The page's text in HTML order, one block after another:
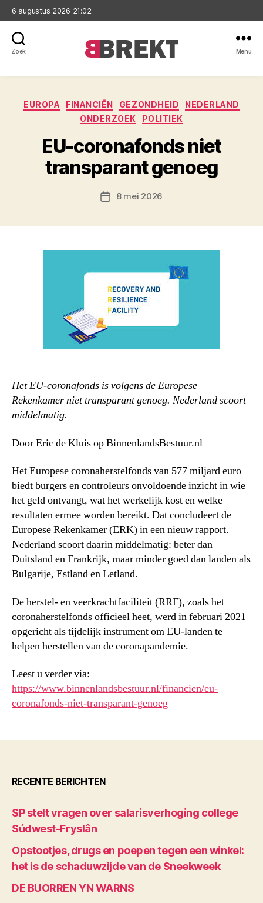
6 augustus 2026 21:02
Zoek Menu
Categorieën
EUROPA FINANCIËN GEZONDHEID
NEDERLAND
ONDERZOEK
POLITIEK
EU-coronafonds niet
transparant genoeg
Berichtdatum
8 mei 2026
Het EU-coronafonds is volgens de Europese
Rekenkamer niet transparant genoeg. Nederland scoort
middelmatig.
Door Eric de Kluis op BinnenlandsBestuur.nl
Het Europese coronaherstelfonds van 577 miljard euro
biedt burgers en controleurs onvoldoende inzicht in wie
het geld ontvangt, wat het werkelijk kost en welke
resultaten ermee worden bereikt. Dat concludeert de
Europese Rekenkamer (ERK) in een nieuw rapport.
Nederland scoort daarin middelmatig: beter dan
Duitsland en Frankrijk, maar minder goed dan landen als
Bulgarije, Estland en Letland.
De herstel- en veerkrachtfaciliteit (RRF), zoals het
coronaherstelfonds officieel heet, werd in februari 2021
opgericht als tijdelijk instrument om EU-landen te
helpen herstellen van de coronapandemie.
Leest u verder via:
https://www.binnenlandsbestuur.nl/financien/eu-
coronafonds-niet-transparant-genoeg
RECENTE BERICHTEN
SP stelt vragen over salarisverhoging college
Súdwest-Fryslân
Opstootjes, drugs en poepen tegen een winkel:
het is de schaduwzijde van de Sneekweek
DE BUORREN YN WARNS